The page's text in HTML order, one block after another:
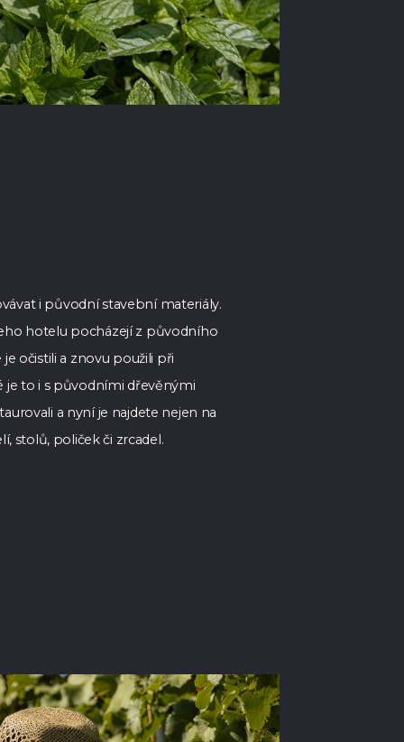
i původní stavební materiály.
hotelu pocházejí z původního
očistili a znovu použili při
je to i s původními dřevěnými
a nyní je najdete nejen na
stolů, poliček či zrcadel.